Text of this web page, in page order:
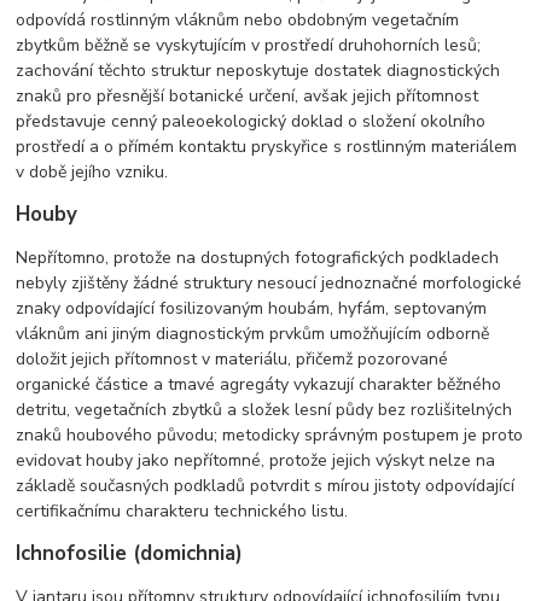
odpovídá rostlinným vláknům nebo obdobným vegetačním
zbytkům běžně se vyskytujícím v prostředí druhohorních lesů;
zachování těchto struktur neposkytuje dostatek diagnostických
znaků pro přesnější botanické určení, avšak jejich přítomnost
představuje cenný paleoekologický doklad o složení okolního
prostředí a o přímém kontaktu pryskyřice s rostlinným materiálem
v době jejího vzniku.
Houby
Nepřítomno, protože na dostupných fotografických podkladech
nebyly zjištěny žádné struktury nesoucí jednoznačné morfologické
znaky odpovídající fosilizovaným houbám, hyfám, septovaným
vláknům ani jiným diagnostickým prvkům umožňujícím odborně
doložit jejich přítomnost v materiálu, přičemž pozorované
organické částice a tmavé agregáty vykazují charakter běžného
detritu, vegetačních zbytků a složek lesní půdy bez rozlišitelných
znaků houbového původu; metodicky správným postupem je proto
evidovat houby jako nepřítomné, protože jejich výskyt nelze na
základě současných podkladů potvrdit s mírou jistoty odpovídající
certifikačnímu charakteru technického listu.
Ichnofosilie (domichnia)